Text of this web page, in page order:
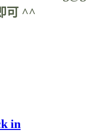
可 ^^
in